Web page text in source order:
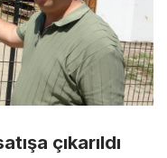
çıkarıldı